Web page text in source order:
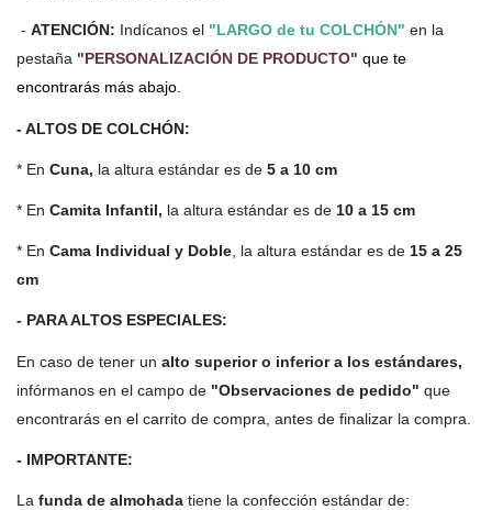
- ATENCIÓN: Indícanos el "LARGO de tu COLCHÓN" en la
pestaña "PERSONALIZACIÓN DE PRODUCTO" que te
encontrarás más abajo.
- ALTOS DE COLCHÓN:
* En Cuna, la altura estándar es de 5 a 10 cm
* En Camita Infantil, la altura estándar es de 10 a 15 cm
* En Cama Individual y Doble , la altura estándar es de 15 a 25
cm
- PARA ALTOS ESPECIALES:
En caso de tener un alto superior o inferior a los estándares,
infórmanos en el campo de "Observaciones de pedido" que
encontrarás en el carrito de compra, antes de finalizar la compra.
- IMPORTANTE:
La funda de almohada tiene la confección estándar de: